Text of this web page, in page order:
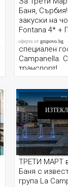
Баня,
закуски на
Fontana 4* +
музикална
специален
Campanella.
транспорт!
оферта от grupovo.bg
ТРЕТИ МАРТ
Баня с
група La